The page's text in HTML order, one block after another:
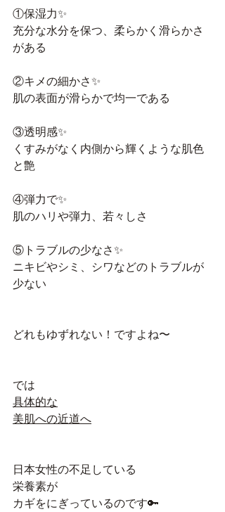
①保湿力✨
充分な水分を保つ、柔らかく滑らかさ
がある
②キメの細かさ✨
肌の表面が滑らかで均一である
③透明感✨
くすみがなく内側から輝くような肌色
と艶
④弾力で✨
肌のハリや弾力、若々しさ
⑤トラブルの少なさ✨
ニキビやシミ、シワなどのトラブルが
少ない
どれもゆずれない！ですよね〜
では
具体的な
美肌への近道へ
日本女性の不足している
栄養素が
カギをにぎっているのです🔑